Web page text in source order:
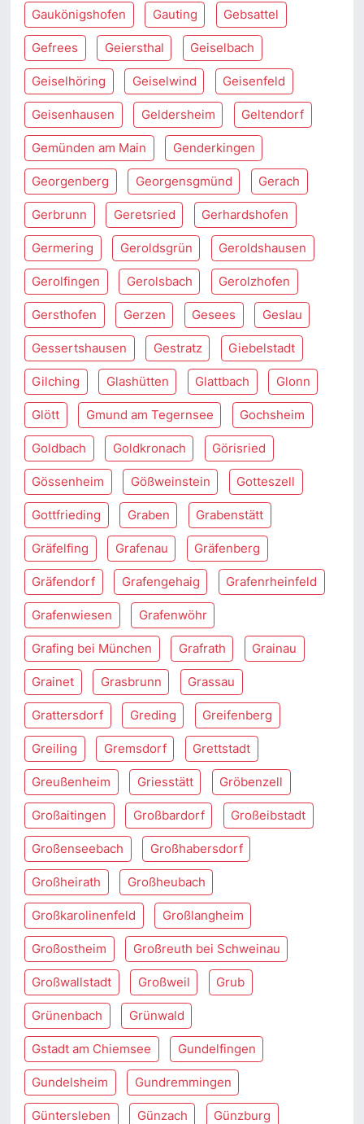
Gaukönigshofen Gauting Gebsattel
Gefrees Geiersthal Geiselbach
Geiselhöring Geiselwind Geisenfeld
Geisenhausen Geldersheim Geltendorf
Gemünden am Main Genderkingen
Georgenberg Georgensgmünd Gerach
Gerbrunn Geretsried Gerhardshofen
Germering Geroldsgrün Geroldshausen
Gerolfingen Gerolsbach Gerolzhofen
Gersthofen Gerzen Gesees Geslau
Gessertshausen Gestratz Giebelstadt
Gilching Glashütten Glattbach Glonn
Glött Gmund am Tegernsee Gochsheim
Goldbach Goldkronach Görisried
Gössenheim Gößweinstein Gotteszell
Gottfrieding Graben Grabenstätt
Gräfelfing Grafenau Gräfenberg
Gräfendorf Grafengehaig Grafenrheinfeld
Grafenwiesen Grafenwöhr
Grafing bei München Grafrath Grainau
Grainet Grasbrunn Grassau
Grattersdorf Greding Greifenberg
Greiling Gremsdorf Grettstadt
Greußenheim Griesstätt Gröbenzell
Großaitingen Großbardorf Großeibstadt
Großenseebach Großhabersdorf
Großheirath Großheubach
Großkarolinenfeld Großlangheim
Großostheim Großreuth bei Schweinau
Großwallstadt Großweil Grub
Grünenbach Grünwald
Gstadt am Chiemsee Gundelfingen
Gundelsheim Gundremmingen
Güntersleben Günzach Günzburg